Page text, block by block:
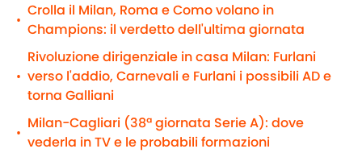
•
Crolla il Milan, Roma e Como volano in
Champions: il verdetto dell'ultima giornata
•
Rivoluzione dirigenziale in casa Milan: Furlani
verso l'addio, Carnevali e Furlani i possibili AD e
torna Galliani
•
Milan-Cagliari (38ª giornata Serie A): dove
vederla in TV e le probabili formazioni